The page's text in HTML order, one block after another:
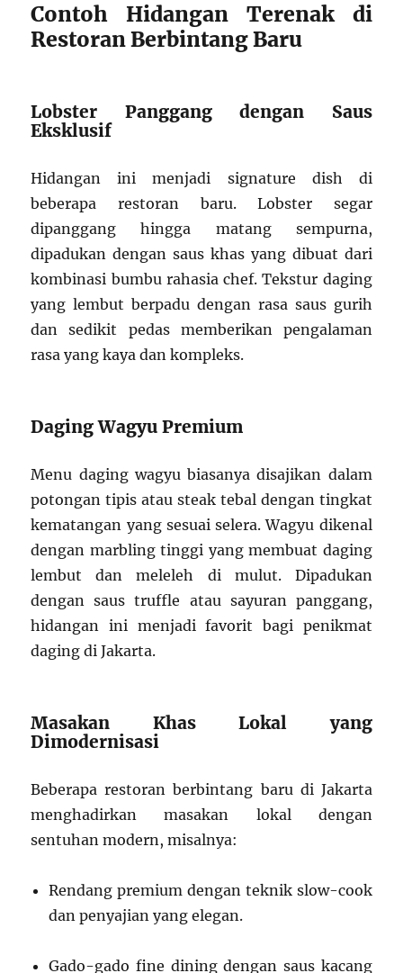
Contoh Hidangan Terenak di
Restoran Berbintang Baru
Lobster Panggang dengan Saus
Eksklusif
Hidangan ini menjadi signature dish di
beberapa restoran baru. Lobster segar
dipanggang hingga matang sempurna,
dipadukan dengan saus khas yang dibuat dari
kombinasi bumbu rahasia chef. Tekstur daging
yang lembut berpadu dengan rasa saus gurih
dan sedikit pedas memberikan pengalaman
rasa yang kaya dan kompleks.
Daging Wagyu Premium
Menu daging wagyu biasanya disajikan dalam
potongan tipis atau steak tebal dengan tingkat
kematangan yang sesuai selera. Wagyu dikenal
dengan marbling tinggi yang membuat daging
lembut dan meleleh di mulut. Dipadukan
dengan saus truffle atau sayuran panggang,
hidangan ini menjadi favorit bagi penikmat
daging di Jakarta.
Masakan Khas Lokal yang
Dimodernisasi
Beberapa restoran berbintang baru di Jakarta
menghadirkan masakan lokal dengan
sentuhan modern, misalnya:
Rendang premium dengan teknik slow-cook
dan penyajian yang elegan.
Gado-gado fine dining dengan saus kacang